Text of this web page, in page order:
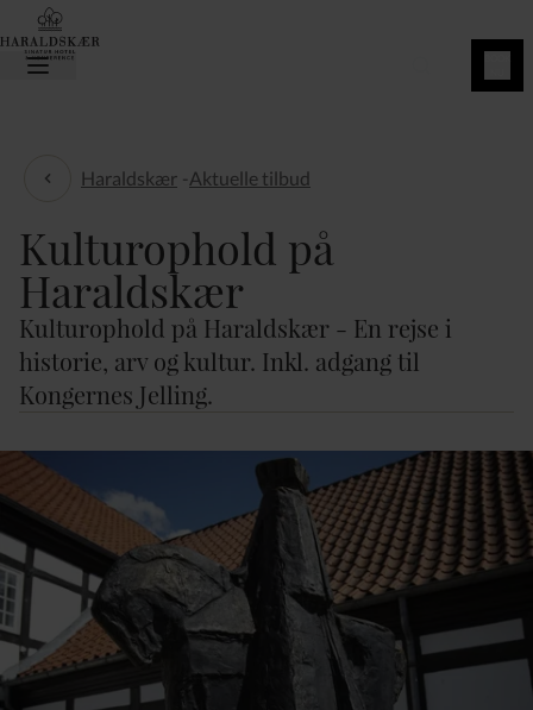
Aktuelle tilbud
Haraldskær -Aktuelle tilbud
Kulturophold på
Haraldskær
Kulturophold på Haraldskær - En rejse i
historie, arv og kultur. Inkl. adgang til
Kongernes Jelling.